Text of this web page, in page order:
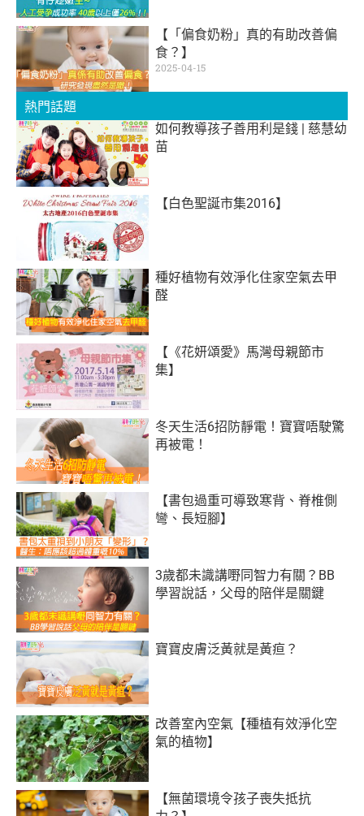
【「偏食奶粉」真的有助改善偏
食？】
2025-04-15
熱門話題
如何教導孩子善用利是錢 | 慈慧幼
苗
【白色聖誕市集2016】
種好植物有效淨化住家空氣去甲
醛
【《花妍頌愛》馬灣母親節市
集】
冬天生活6招防靜電！寶寶唔駛驚
再被電！
【書包過重可導致寒背、脊椎側
彎、長短腳】
3歲都未識講嘢同智力有關？BB
學習說話，父母的陪伴是關鍵
寶寶皮膚泛黃就是黃疸？
改善室內空氣【種植有效淨化空
氣的植物】
【無菌環境令孩子喪失抵抗